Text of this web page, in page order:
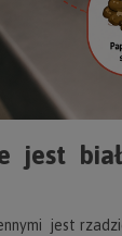
jest
jest